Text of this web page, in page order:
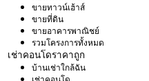
ขายทาวน์เฮ้าส์
ขายที่ดิน
ขายอาคารพาณิชย์
รวมโครงการทั้งหมด
เช่าคอนโดราคาถูก
บ้านเช่าใกล้ฉัน